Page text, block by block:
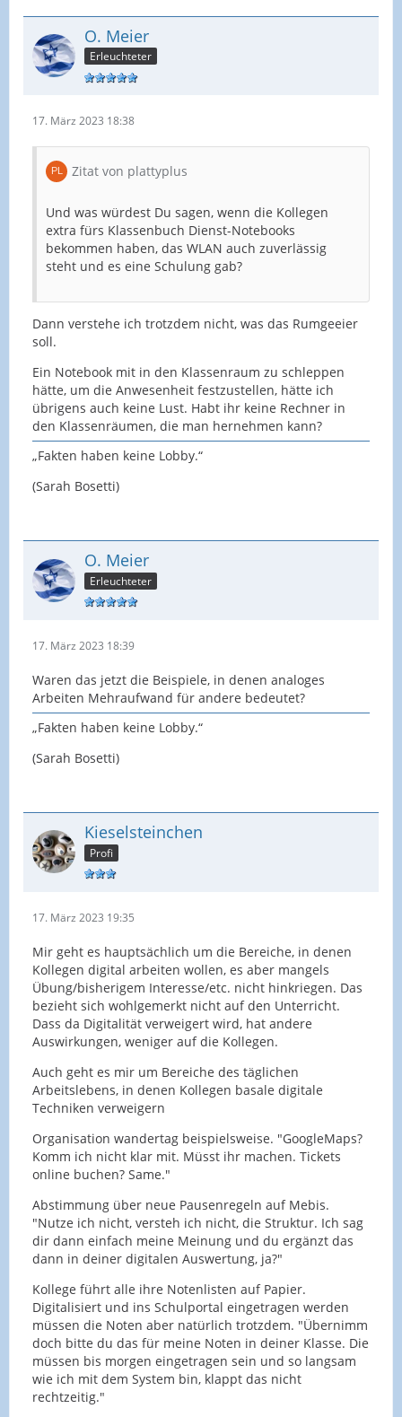
O. Meier
Erleuchteter
17. März 2023 18:38
Zitat von plattyplus
Und was würdest Du sagen, wenn die Kollegen
extra fürs Klassenbuch Dienst-Notebooks
bekommen haben, das WLAN auch zuverlässig
steht und es eine Schulung gab?
Dann verstehe ich trotzdem nicht, was das Rumgeeier
soll.
Ein Notebook mit in den Klassenraum zu schleppen
hätte, um die Anwesenheit festzustellen, hätte ich
übrigens auch keine Lust. Habt ihr keine Rechner in
den Klassenräumen, die man hernehmen kann?
„Fakten haben keine Lobby.“
(Sarah Bosetti)
O. Meier
Erleuchteter
17. März 2023 18:39
Waren das jetzt die Beispiele, in denen analoges
Arbeiten Mehraufwand für andere bedeutet?
„Fakten haben keine Lobby.“
(Sarah Bosetti)
Kieselsteinchen
Profi
17. März 2023 19:35
Mir geht es hauptsächlich um die Bereiche, in denen
Kollegen digital arbeiten wollen, es aber mangels
Übung/bisherigem Interesse/etc. nicht hinkriegen. Das
bezieht sich wohlgemerkt nicht auf den Unterricht.
Dass da Digitalität verweigert wird, hat andere
Auswirkungen, weniger auf die Kollegen.
Auch geht es mir um Bereiche des täglichen
Arbeitslebens, in denen Kollegen basale digitale
Techniken verweigern
Organisation wandertag beispielsweise. "GoogleMaps?
Komm ich nicht klar mit. Müsst ihr machen. Tickets
online buchen? Same."
Abstimmung über neue Pausenregeln auf Mebis.
"Nutze ich nicht, versteh ich nicht, die Struktur. Ich sag
dir dann einfach meine Meinung und du ergänzt das
dann in deiner digitalen Auswertung, ja?"
Kollege führt alle ihre Notenlisten auf Papier.
Digitalisiert und ins Schulportal eingetragen werden
müssen die Noten aber natürlich trotzdem. "Übernimm
doch bitte du das für meine Noten in deiner Klasse. Die
müssen bis morgen eingetragen sein und so langsam
wie ich mit dem System bin, klappt das nicht
rechtzeitig."